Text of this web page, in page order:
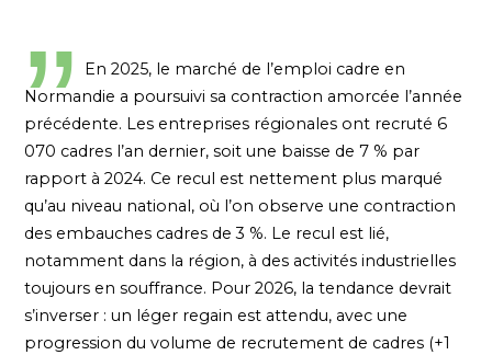
En 2025, le marché de l’emploi cadre en
Normandie a poursuivi sa contraction amorcée l’année
précédente. Les entreprises régionales ont recruté 6
070 cadres l’an dernier, soit une baisse de 7 % par
rapport à 2024. Ce recul est nettement plus marqué
qu’au niveau national, où l’on observe une contraction
des embauches cadres de 3 %. Le recul est lié,
notamment dans la région, à des activités industrielles
toujours en souffrance. Pour 2026, la tendance devrait
s’inverser : un léger regain est attendu, avec une
progression du volume de recrutement de cadres (+1